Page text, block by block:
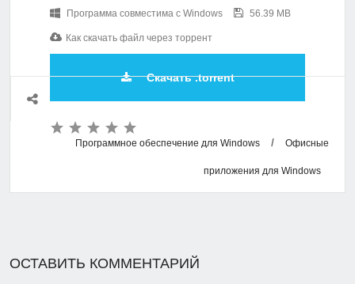
Программа совместима с Windows 56.39 MB
Как скачать файл через торрент
Скачать .torrent
Программное обеспечение для Windows / Офисные
приложения для Windows
ОСТАВИТЬ КОММЕНТАРИЙ